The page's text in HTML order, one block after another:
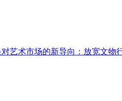
艺术市场的新导向：放宽文物